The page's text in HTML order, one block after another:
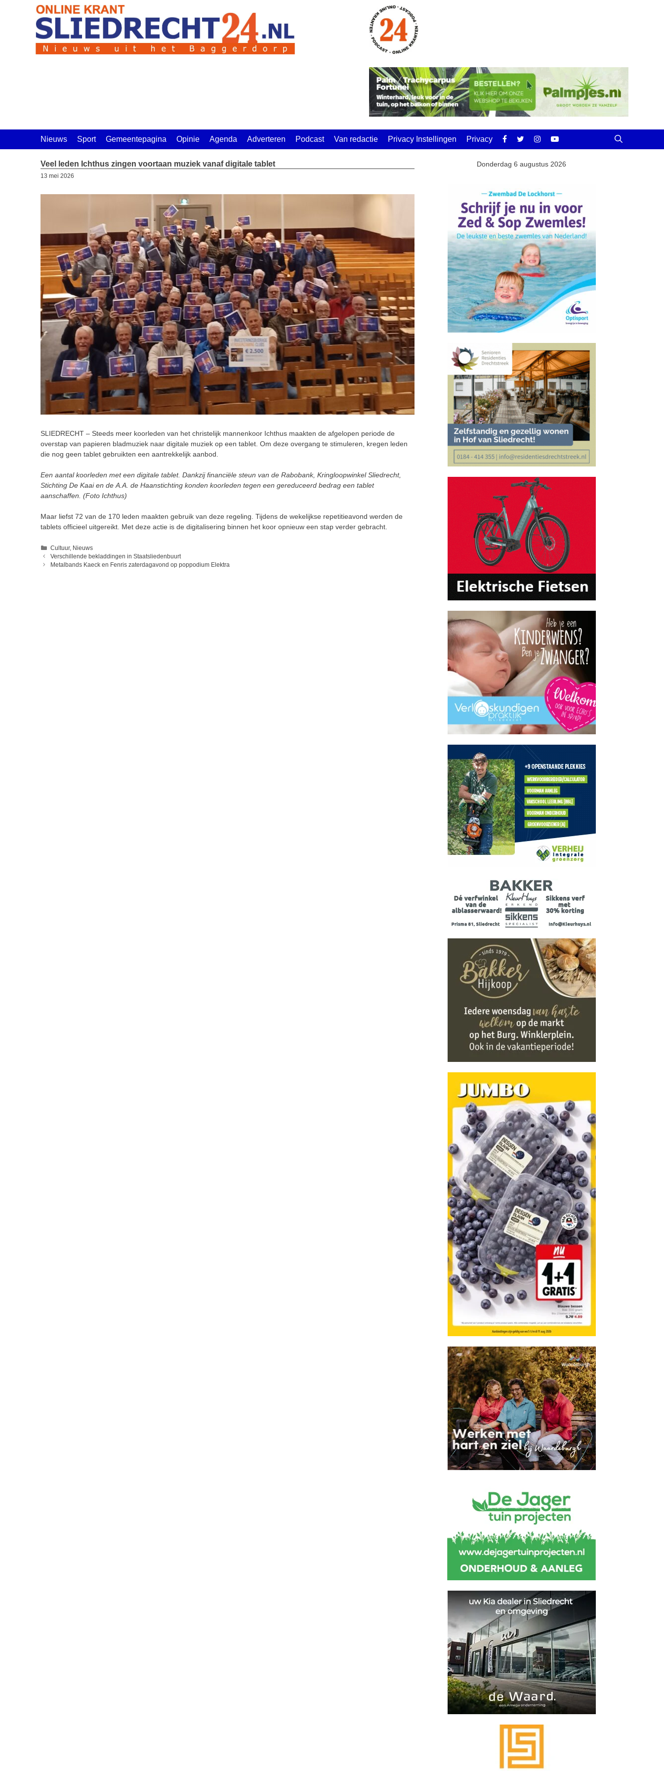
Nieuws Sport Gemeentepagina Opinie Agenda Adverteren Podcast Van redactie Privacy Instellingen Privacy
Veel leden Ichthus zingen voortaan muziek vanaf digitale tablet
13 mei 2026
SLIEDRECHT – Steeds meer koorleden van het christelijk mannenkoor Ichthus maakten de afgelopen periode de
overstap van papieren bladmuziek naar digitale muziek op een tablet. Om deze overgang te stimuleren, kregen leden
die nog geen tablet gebruikten een aantrekkelijk aanbod.
Een aantal koorleden met een digitale tablet. Dankzij financiële steun van de Rabobank, Kringloopwinkel Sliedrecht,
Stichting De Kaai en de A.A. de Haanstichting konden koorleden tegen een gereduceerd bedrag een tablet
aanschaffen. (Foto Ichthus)
Maar liefst 72 van de 170 leden maakten gebruik van deze regeling. Tijdens de wekelijkse repetitieavond werden de
tablets officieel uitgereikt. Met deze actie is de digitalisering binnen het koor opnieuw een stap verder gebracht.
Categorieën
Cultuur, Nieuws
Verschillende bekladdingen in Staatsliedenbuurt
Metalbands Kaeck en Fenris zaterdagavond op poppodium Elektra
Donderdag 6 augustus 2026